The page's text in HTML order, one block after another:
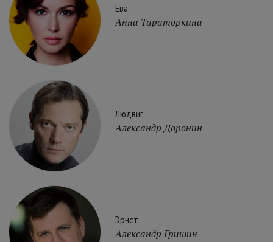
Ева
Анна Тараторкина
Людвиг
Александр Доронин
Эрнст
Александр Гришин